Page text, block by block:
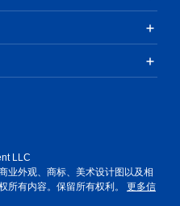
LLC
业外观、商标、美术设计图以及相
所有内容。保留所有权利。 更多信